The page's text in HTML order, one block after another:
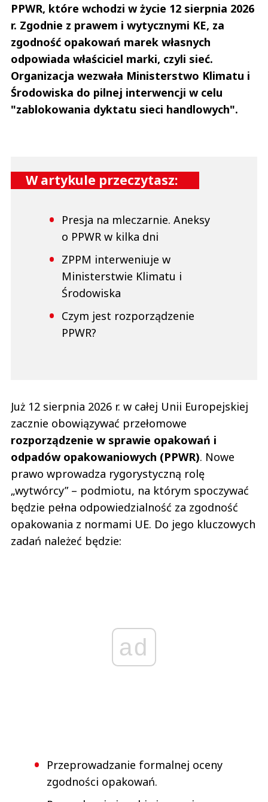
PPWR, które wchodzi w życie 12 sierpnia 2026
r. Zgodnie z prawem i wytycznymi KE, za
zgodność opakowań marek własnych
odpowiada właściciel marki, czyli sieć.
Organizacja wezwała Ministerstwo Klimatu i
Środowiska do pilnej interwencji w celu
"zablokowania dyktatu sieci handlowych".
W artykule przeczytasz:
Presja na mleczarnie. Aneksy
o PPWR w kilka dni
ZPPM interweniuje w
Ministerstwie Klimatu i
Środowiska
Czym jest rozporządzenie
PPWR?
Już 12 sierpnia 2026 r. w całej Unii Europejskiej
zacznie obowiązywać przełomowe
rozporządzenie w sprawie opakowań i
odpadów opakowaniowych (PPWR). Nowe
prawo wprowadza rygorystyczną rolę
„wytwórcy” – podmiotu, na którym spoczywać
będzie pełna odpowiedzialność za zgodność
opakowania z normami UE. Do jego kluczowych
zadań należeć będzie:
ad
Przeprowadzanie formalnej oceny
zgodności opakowań.